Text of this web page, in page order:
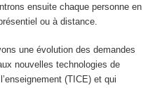
ensuite chaque personne en
ou à distance.
une évolution des demandes
nouvelles technologies de
(TICE) et qui